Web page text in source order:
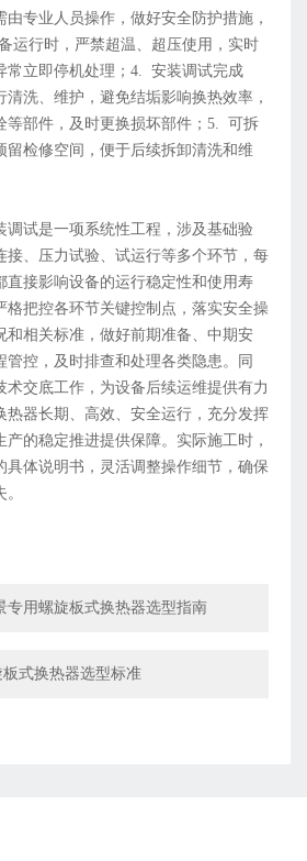
专业人员操作，做好安全防护措施，
运行时，严禁超温、超压使用，实时
常立即停机处理；4. 安装调试完成
洗、维护，避免结垢影响换热效率，
等部件，及时更换损坏部件；5. 可拆
留检修空间，便于后续拆卸清洗和维
调试是一项系统性工程，涉及基础验
接、压力试验、试运行等多个环节，每
直接影响设备的运行稳定性和使用寿
格把控各环节关键控制点，落实安全操
和相关标准，做好前期准备、中期安
管控，及时排查和处理各类隐患。同
术交底工作，为设备后续运维提供有力
热器长期、高效、安全运行，充分发挥
的稳定推进提供保障。实际施工时，
具体说明书，灵活调整操作细节，确保
专用螺旋板式换热器选型指南
式换热器选型标准